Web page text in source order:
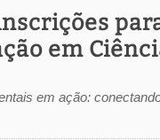
em
em ação: